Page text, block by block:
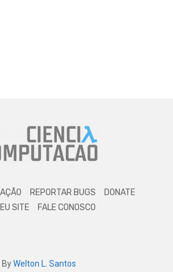
REPORTAR BUGS
DONATE
SITE
FALE CONOSCO
ByWelton L. Santos